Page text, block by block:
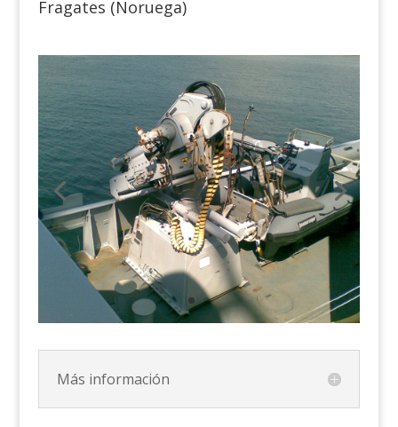
Fragates (Noruega)
Más información